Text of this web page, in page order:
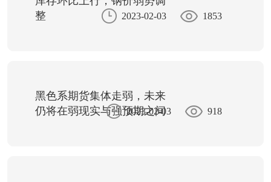
整
2023-02-03 1853
黑色系期货集体走弱，未来
仍将在弱现实与强预期之间
2023-02-03 918